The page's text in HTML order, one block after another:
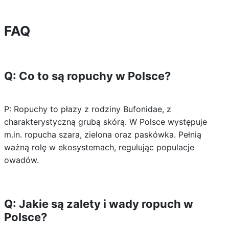
FAQ
Q: Co to są ropuchy w Polsce?
P: Ropuchy to płazy z rodziny Bufonidae, z
charakterystyczną grubą skórą. W Polsce występuje
m.in. ropucha szara, zielona oraz paskówka. Pełnią
ważną rolę w ekosystemach, regulując populacje
owadów.
Q: Jakie są zalety i wady ropuch w
Polsce?